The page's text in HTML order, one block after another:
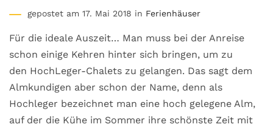
gepostet am 17. Mai 2018 in Ferienhäuser
Für die ideale Auszeit… Man muss bei der Anreise
schon einige Kehren hinter sich bringen, um zu
den HochLeger-Chalets zu gelangen. Das sagt dem
Almkundigen aber schon der Name, denn als
Hochleger bezeichnet man eine hoch gelegene Alm,
auf der die Kühe im Sommer ihre schönste Zeit mit